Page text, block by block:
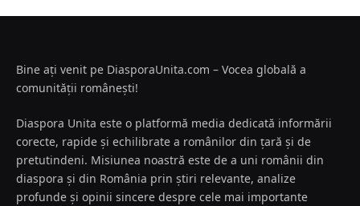
Bine ați venit pe DiasporaUnita.com – Vocea globală a
comunității românești!
Diaspora Unita este o platformă media dedicată informării
corecte, rapide și echilibrate a românilor din țară și de
pretutindeni. Misiunea noastră este de a uni românii din
diaspora și din România prin știri relevante, analize
profunde și opinii sincere despre cele mai importante